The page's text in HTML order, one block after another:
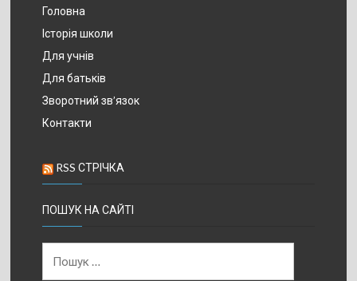
Головна
Історія школи
Для учнів
Для батьків
Зворотний зв’язок
Контакти
RSS СТРІЧКА
ПОШУК НА САЙТІ